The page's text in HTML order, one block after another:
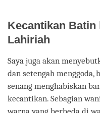
Kecantikan Batin
Lahiriah
Saya juga akan
dan setengah menggoda,
senang menghabiskan
kecantikan. Sebagian
warna yang berbeda di